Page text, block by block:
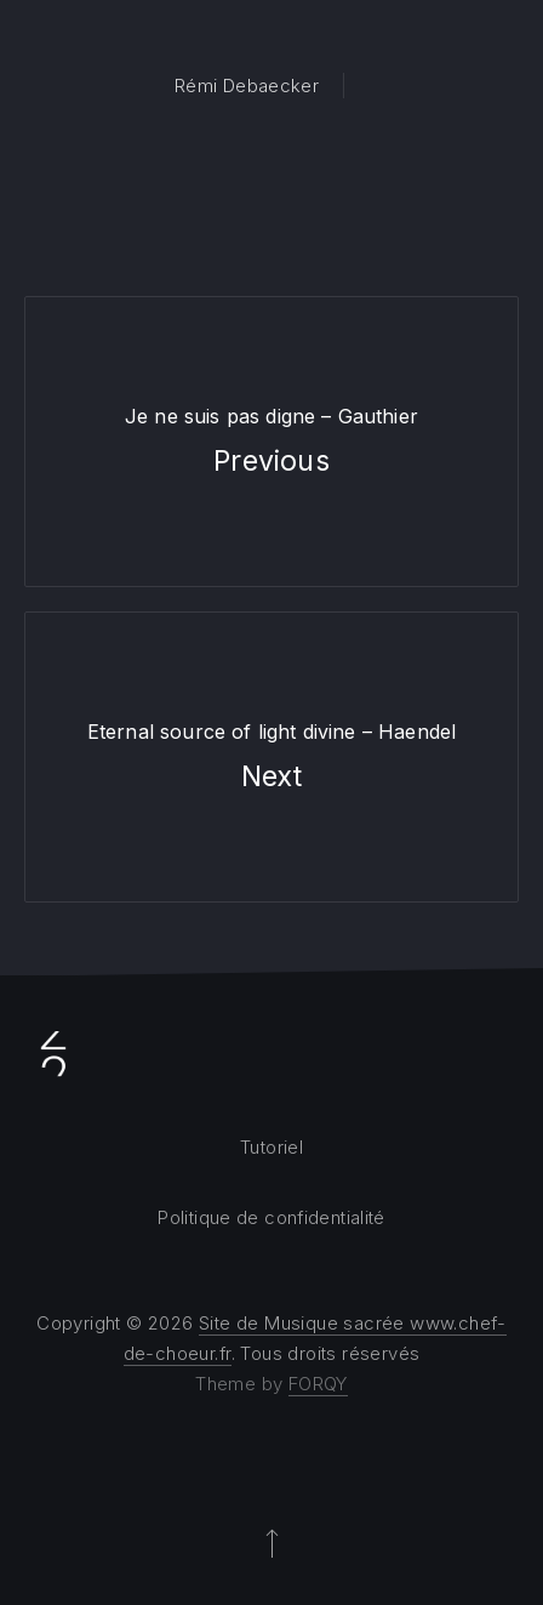
Rémi Debaecker
Je ne suis pas digne – Gauthier
Previous
Eternal source of light divine – Haendel
Next
Copyright © 2026 Site de Musique sacrée www.chef-
de-choeur.fr. Tous droits réservés
Theme by FORQY
Tutoriel
Politique de confidentialité
Back to Top